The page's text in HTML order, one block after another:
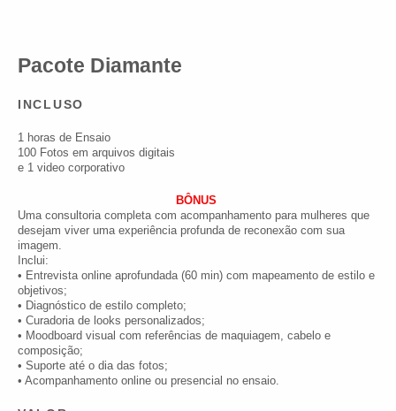
Pacote Diamante
INCLUSO
1 horas de Ensaio
100 Fotos em arquivos digitais
e 1 video corporativo
BÔNUS
Uma consultoria completa com acompanhamento para mulheres que
desejam viver uma experiência profunda de reconexão com sua
imagem.
Inclui:
• Entrevista online aprofundada (60 min) com mapeamento de estilo e
objetivos;
• Diagnóstico de estilo completo;
• Curadoria de looks personalizados;
• Moodboard visual com referências de maquiagem, cabelo e
composição;
• Suporte até o dia das fotos;
• Acompanhamento online ou presencial no ensaio.